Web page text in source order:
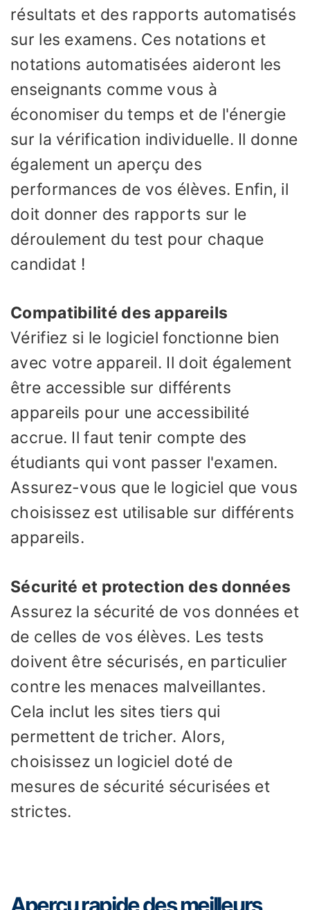
résultats et des rapports automatisés
sur les examens. Ces notations et
notations automatisées aideront les
enseignants comme vous à
économiser du temps et de l'énergie
sur la vérification individuelle. Il donne
également un aperçu des
performances de vos élèves. Enfin, il
doit donner des rapports sur le
déroulement du test pour chaque
candidat !
Compatibilité des appareils
Vérifiez si le logiciel fonctionne bien
avec votre appareil. Il doit également
être accessible sur différents
appareils pour une accessibilité
accrue. Il faut tenir compte des
étudiants qui vont passer l'examen.
Assurez-vous que le logiciel que vous
choisissez est utilisable sur différents
appareils.
Sécurité et protection des données
Assurez la sécurité de vos données et
de celles de vos élèves. Les tests
doivent être sécurisés, en particulier
contre les menaces malveillantes.
Cela inclut les sites tiers qui
permettent de tricher. Alors,
choisissez un logiciel doté de
mesures de sécurité sécurisées et
strictes.
Aperçu rapide des meilleurs